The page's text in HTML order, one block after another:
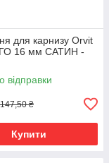
для карнизу Orvit
16 мм САТИН -
відправки
147,50 ₴
Купити